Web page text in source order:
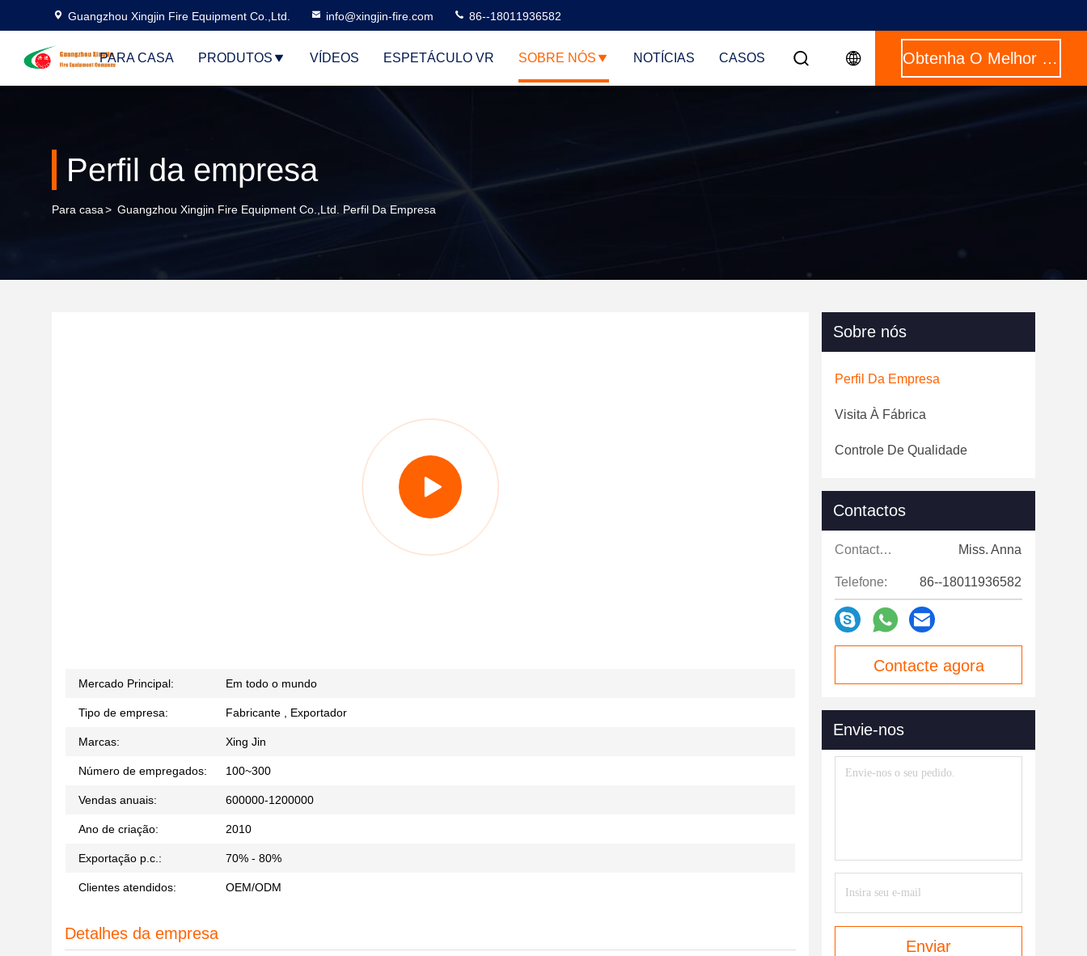
Guangzhou Xingjin Fire Equipment Co.,Ltd. info@xingjin-fire.com 86--18011936582
PARA CASA PRODUTOS VÍDEOS ESPETÁCULO VR SOBRE NÓS NOTÍCIAS CASOS Obtenha O Melhor Preço
Perfil da empresa
Para casa> Guangzhou Xingjin Fire Equipment Co.,Ltd. Perfil Da Empresa
Mercado Principal: Em todo o mundo
Tipo de empresa: Fabricante , Exportador
Marcas: Xing Jin
Número de empregados: 100~300
Vendas anuais: 600000-1200000
Ano de criação: 2010
Exportação p.c.: 70% - 80%
Clientes atendidos: OEM/ODM
Detalhes da empresa
Sobre nós
Perfil Da Empresa
Visita À Fábrica
Controle De Qualidade
Contactos
Contactos: Miss. Anna
Telefone: 86--18011936582
Contacte agora
Envie-nos
Enviar